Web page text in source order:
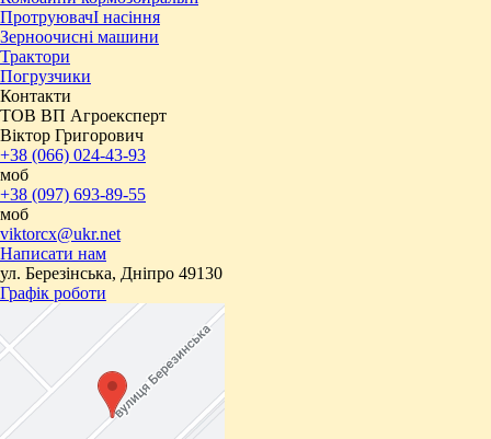
ПротруювачІ насіння
Зерноочисні машини
Трактори
Погрузчики
Контакти
ТОВ ВП Агроексперт
Віктор Григорович
+38 (066) 024-43-93
моб
+38 (097) 693-89-55
моб
viktorcx@ukr.net
Написати нам
ул. Березінська, Дніпро 49130
Графік роботи